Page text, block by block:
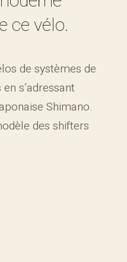
ce vélo.
de systèmes de
s’adressant
Shimano.
des shifters